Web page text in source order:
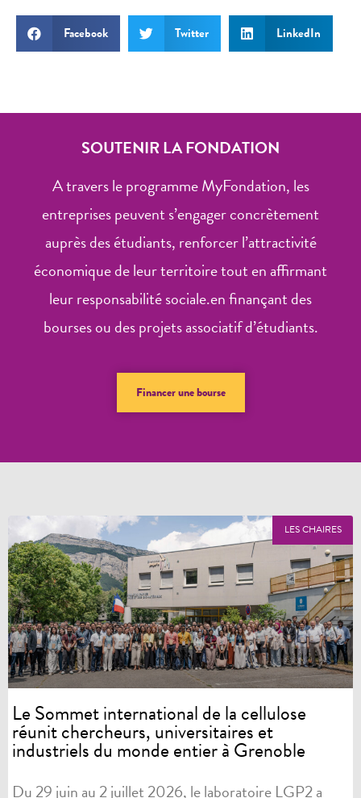
Facebook Twitter LinkedIn
SOUTENIR LA FONDATION
A travers le programme MyFondation, les
entreprises peuvent s’engager concrètement
auprès des étudiants, renforcer l’attractivité
économique de leur territoire tout en affirmant
leur responsabilité sociale.en finançant des
bourses ou des projets associatif d’étudiants.
Financer une bourse
LES CHAIRES
Le Sommet international de la cellulose
réunit chercheurs, universitaires et
industriels du monde entier à Grenoble
Du 29 juin au 2 juillet 2026, le laboratoire LGP2 a